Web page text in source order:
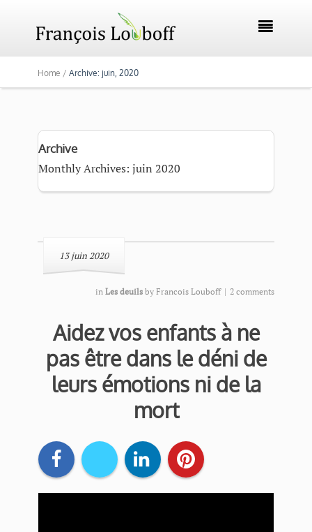

Home / Archive: juin, 2020
Archive
Monthly Archives: juin 2020
13 juin 2020
in Les deuils by Francois Louboff | 2 comments
Aidez vos enfants à ne
pas être dans le déni de
leurs émotions ni de la
mort